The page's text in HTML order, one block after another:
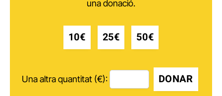
una donació.
10€ 25€ 50€
Una altra quantitat (€): DONAR